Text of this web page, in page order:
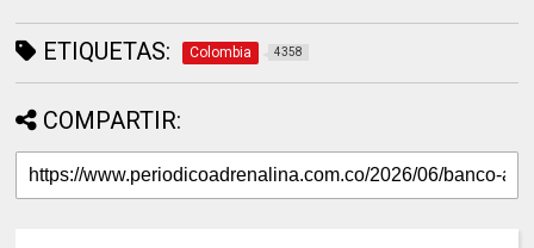
ETIQUETAS: Colombia 4358
COMPARTIR: